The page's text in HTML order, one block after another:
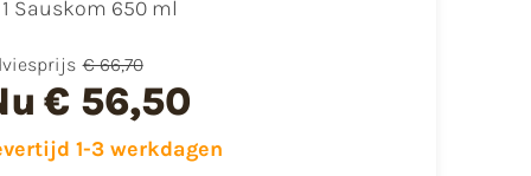
1 Sauskom 650 ml
€ 66,70
€ 56,50
1-3 werkdagen